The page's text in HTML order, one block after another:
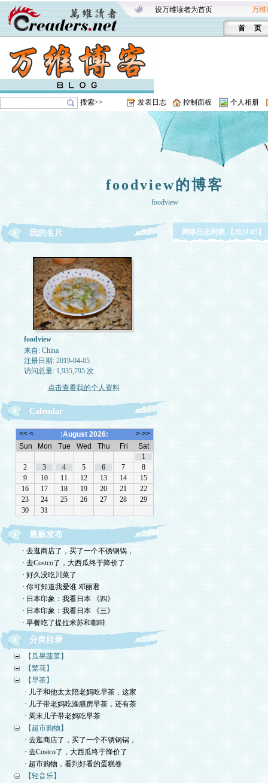
设万维读者为首页 万维
首 页
搜索>> 发表日志 控制面板 个人相册
foodview的博客
foodview
我的名片
foodview
来自: China
注册日期: 2019-04-05
访问总量: 1,935,795 次
点击查看我的个人资料
Calendar
最新发布
· 去逛商店了，买了一个不锈钢锅，
· 去Costco了，大西瓜终于降价了
· 好久没吃川菜了
· 你可知道我爱谁 邓丽君
· 日本印象：我看日本 《四》
· 日本印象：我看日本 《三》
· 早餐吃了提拉米苏和咖啡
分类目录
【瓜果蔬菜】
【繁花】
【早茶】
· 儿子和他太太陪老妈吃早茶，这家
· 儿子带老妈吃渔膳房早茶，还有茶
· 周末儿子带老妈吃早茶
【超市购物】
· 去逛商店了，买了一个不锈钢锅，
· 去Costco了，大西瓜终于降价了
· 超市购物，看到好看的蛋糕卷
【轻音乐】
网络日志列表 【2024-05】